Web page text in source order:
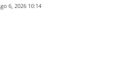
6, 2026 10:14